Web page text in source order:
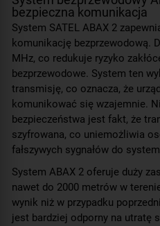
bezpieczna komunikacja
System SATEL ABAX 2
komunikację bezprzewodową.
MHz, co redukuje ryzyko
bezprzewodowe. System ten
transmisję, co oznacza, że
komunikować się wzajemnie.
bezpieczeństwa jest fakt, że
szyfrowana, co uniemożliwia
fałszywych sygnałów do
System ABAX 2 oferuje duży
nawet do 2000 metrów w
wynik niż w przypadku
jest bardziej odporny na utratę